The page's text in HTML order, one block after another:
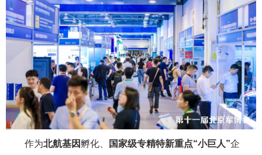
作为北航基因 孵化、 国家级专精特新重点“小巨人”企